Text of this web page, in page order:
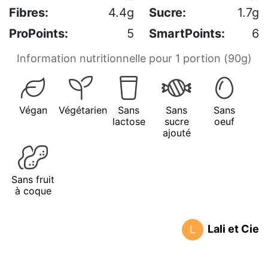
Fibres:
4.4g Sucre:
1.7g
ProPoints:
5 SmartPoints: 6
Information nutritionnelle pour 1 portion (90g)
Végan Végétarien
Sans
lactose
Sans
sucre
ajouté
Sans
oeuf
Sans fruit
à coque
L Lali et Cie